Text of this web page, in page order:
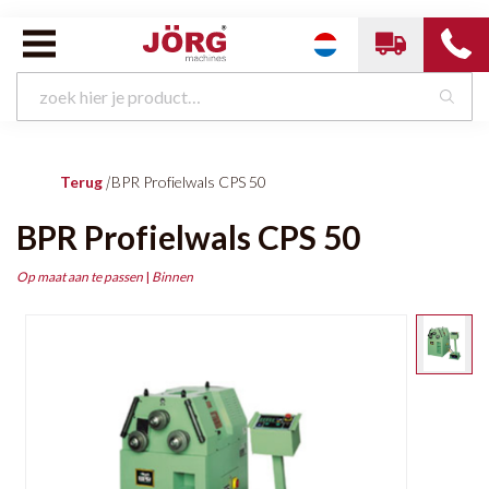
Terug |BPR Profielwals CPS 50
BPR Profielwals CPS 50
Op maat aan te passen | Binnen